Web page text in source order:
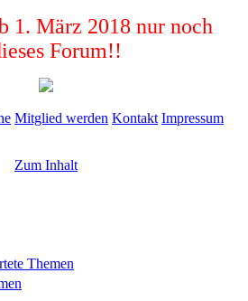
1. März 2018 nur noch
Forum!!
Mitglied werden Kontakt Impressum
Zum Inhalt
Themen